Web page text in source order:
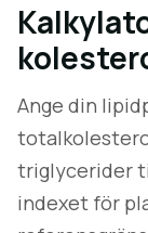
Ange din
triglycerider
indexet för